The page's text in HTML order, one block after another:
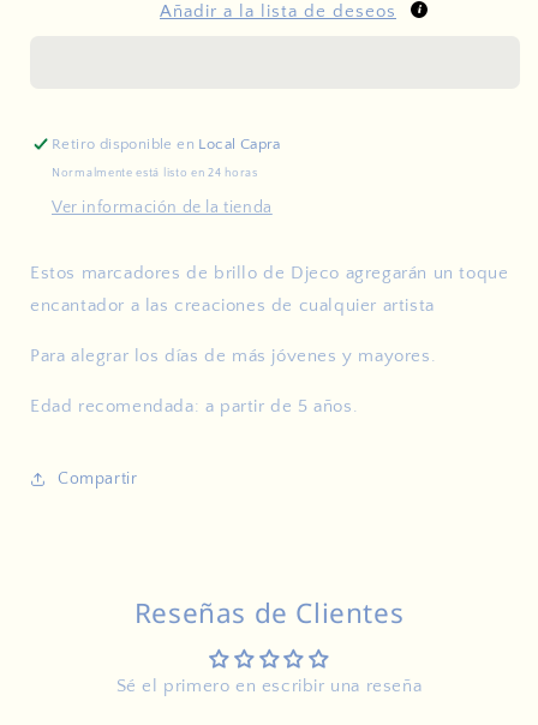
Lovely
Añadir a la lista de deseos
Retiro disponible en Local Capra
Normalmente está listo en 24 horas
Ver información de la tienda
Estos marcadores de brillo de Djeco agregarán un toque
encantador a las creaciones de cualquier artista
Para alegrar los días de más jóvenes y mayores.
Edad recomendada: a partir de 5 años.
Compartir
Reseñas de Clientes
Sé el primero en escribir una reseña